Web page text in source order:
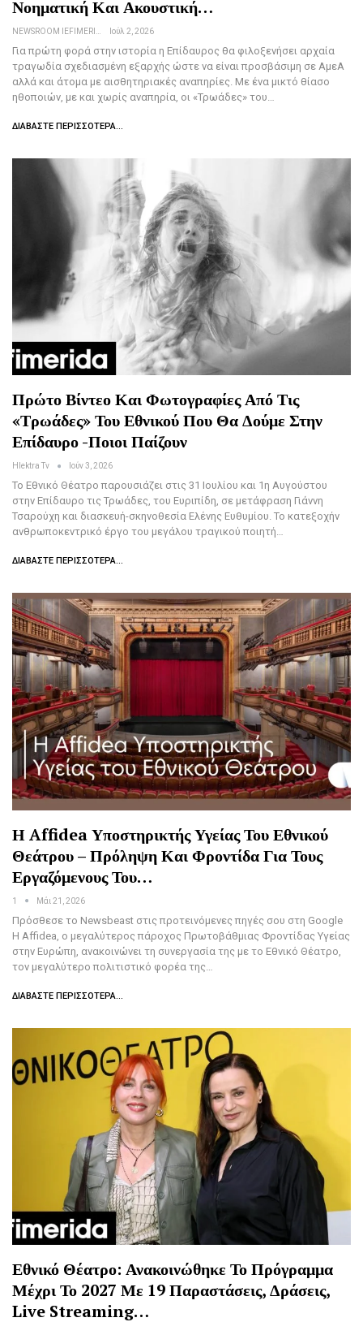
Νοηματική Και Ακουστική…
Ιούλ 2, 2026
Για πρώτη φορά στην ιστορία η Επίδαυρος θα φιλοξενήσει αρχαία
τραγωδία σχεδιασμένη εξαρχής ώστε να είναι προσβάσιμη σε ΑμεΑ
αλλά και άτομα με αισθητηριακές αναπηρίες. Με ένα μικτό θίασο
ηθοποιών, με και χωρίς αναπηρία, οι «Τρωάδες» του…
ΔΙΑΒΆΣΤΕ ΠΕΡΙΣΣΌΤΕΡΑ...
Πρώτο Βίντεο Και Φωτογραφίες Από Τις
«Τρωάδες» Του Εθνικού Που Θα Δούμε Στην
Επίδαυρο -Ποιοι Παίζουν
Hlektra Tv Ιούν 3, 2026
Το Εθνικό Θέατρο παρουσιάζει στις 31 Ιουλίου και 1η Αυγούστου
στην Επίδαυρο τις Τρωάδες, του Ευριπίδη, σε μετάφραση Γιάννη
Τσαρούχη και διασκευή-σκηνοθεσία Ελένης Ευθυμίου. Το κατεξοχήν
ανθρωποκεντρικό έργο του μεγάλου τραγικού ποιητή…
ΔΙΑΒΆΣΤΕ ΠΕΡΙΣΣΌΤΕΡΑ...
Η Affidea Υποστηρικτής Υγείας Του Εθνικού
Θεάτρου – Πρόληψη Και Φροντίδα Για Τους
Εργαζόμενους Του…
1 Μάι 21, 2026
Πρόσθεσε το Newsbeast στις προτεινόμενες πηγές σου στη Google
Η Affidea, ο μεγαλύτερος πάροχος Πρωτοβάθμιας Φροντίδας Υγείας
στην Ευρώπη, ανακοινώνει τη συνεργασία της με το Εθνικό Θέατρο,
τον μεγαλύτερο πολιτιστικό φορέα της…
ΔΙΑΒΆΣΤΕ ΠΕΡΙΣΣΌΤΕΡΑ...
Εθνικό Θέατρο: Ανακοινώθηκε Το Πρόγραμμα
Μέχρι Το 2027 Με 19 Παραστάσεις, Δράσεις,
Live Streaming…